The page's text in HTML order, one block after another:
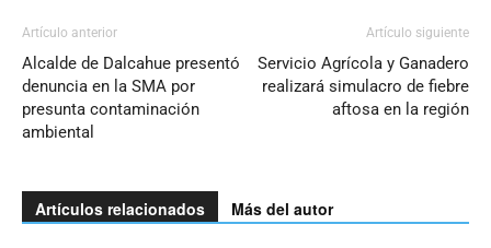
Artículo anterior
Alcalde de Dalcahue presentó
denuncia en la SMA por
presunta contaminación
ambiental
Artículo siguiente
Servicio Agrícola y Ganadero
realizará simulacro de fiebre
aftosa en la región
Artículos relacionados Más del autor